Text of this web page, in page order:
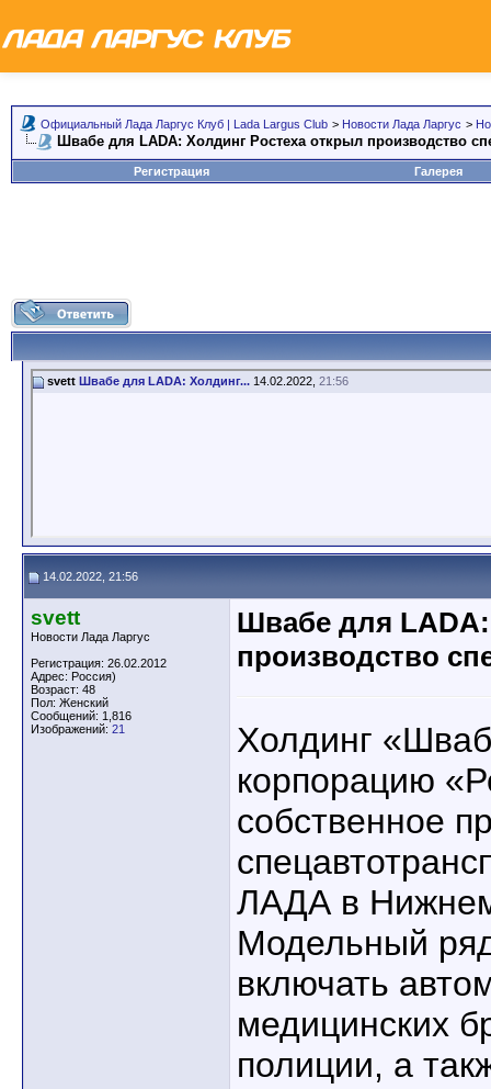
Официальный Лада Ларгус Клуб | Lada Largus Club > Новости Лада Ларгус >
Швабе для LADA: Холдинг Ростеха открыл производство
Регистрация Галерея
svett Швабе для LADA: Холдинг... 14.02.2022, 21:56
14.02.2022, 21:56
svett
Новости Лада Ларгус
Регистрация: 26.02.2012
Адрес: Россия)
Возраст: 48
Пол: Женский
Сообщений: 1,816
Изображений: 21
Швабе для
производство
Холдинг
корпорацию
собственное
ЛАДА в
Модельный
включать
медицинских
полиции, а